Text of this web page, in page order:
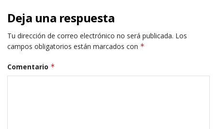
Deja una respuesta
Tu dirección de correo electrónico no será publicada. Los
campos obligatorios están marcados con *
Comentario *